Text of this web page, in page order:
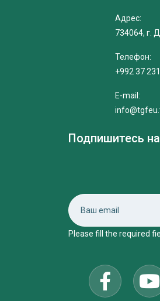
Адрес:
734064, г.
Телефон:
+992 37
E-mail:
Подпишитесь
Please fill the required